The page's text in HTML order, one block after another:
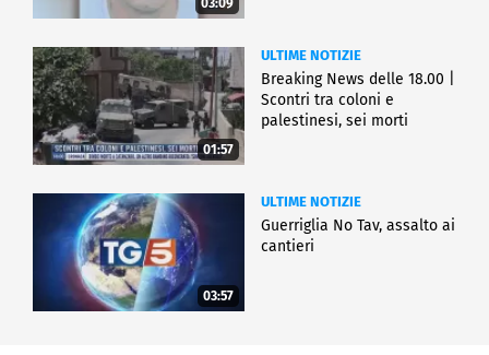
01:57
ULTIME NOTIZIE
Breaking News delle 18.00 |
Scontri tra coloni e
palestinesi, sei morti
03:57
ULTIME NOTIZIE
Guerriglia No Tav, assalto ai
cantieri